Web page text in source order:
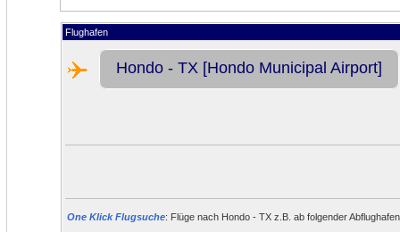
Flughafen
Hondo - TX [Hondo Municipal Airport]
One Klick Flugsuche: Flüge nach Hondo - TX z.B. ab folgender